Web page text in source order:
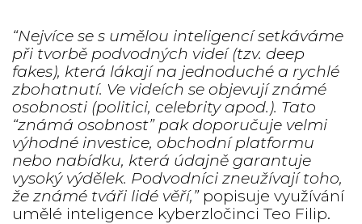
“Nejvíce se s umělou inteligencí setkáváme
při tvorbě podvodných videí (tzv. deep
fakes), která lákají na jednoduché a rychlé
zbohatnutí. Ve videích se objevují známé
osobnosti (politici, celebrity apod.). Tato
“známá osobnost” pak doporučuje velmi
výhodné investice, obchodní platformu
nebo nabídku, která údajně garantuje
vysoký výdělek. Podvodníci zneužívají toho,
že známé tváři lidé věří,”popisuje využívání
umělé inteligence kyberzločinci Teo Filip.